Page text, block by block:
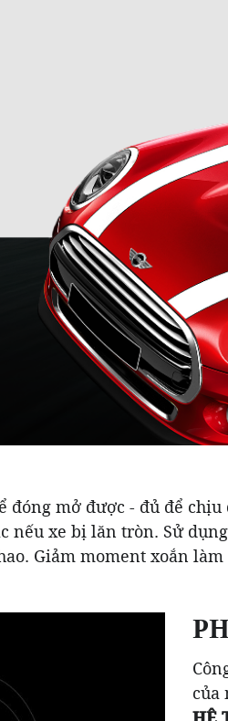
mở được - đủ để
nếu xe bị lăn tròn. Sử
Giảm moment xoắn
của